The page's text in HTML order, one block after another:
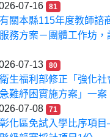
07-16
81
有關本縣115年度教師諮
務方案－團體工作坊，
07-13
80
衛生福利部修正「強化社
難紓困實施方案」一案
07-08
71
彰化區免試入學比序項